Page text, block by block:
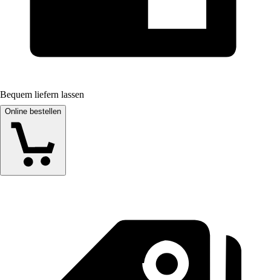
Bequem liefern lassen
Online bestellen